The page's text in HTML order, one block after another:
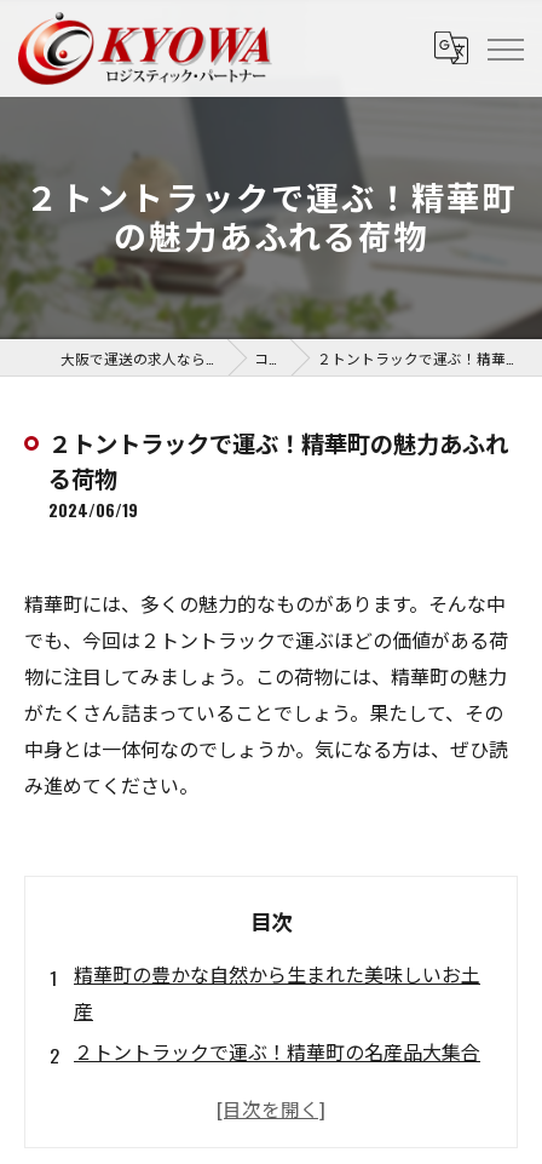
２トントラックで運ぶ！精華町
の魅力あふれる荷物
コラム ２トントラックで運ぶ！精華町の魅力あふれる荷物
２トントラックで運ぶ！精華町の魅力あふれ
る荷物
2024/06/19
精華町には、多くの魅力的なものがあります。そんな中
でも、今回は２トントラックで運ぶほどの価値がある荷
物に注目してみましょう。この荷物には、精華町の魅力
がたくさん詰まっていることでしょう。果たして、その
中身とは一体何なのでしょうか。気になる方は、ぜひ読
み進めてください。
目次
精華町の豊かな自然から生まれた美味しいお土
産
２トントラックで運ぶ！精華町の名産品大集合
驚きの大きさ！精華町でしか味わえない特大野